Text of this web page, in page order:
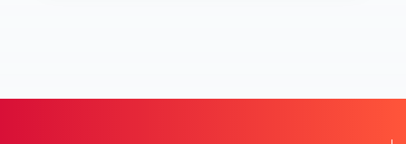
تجسم المسیح (حصہ 1)